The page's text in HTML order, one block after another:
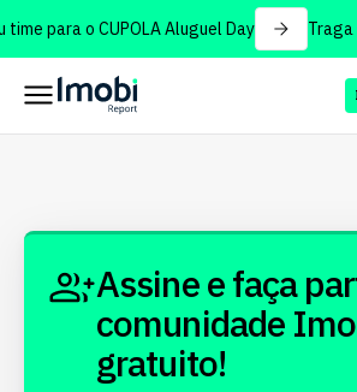
para o CUPOLA Aluguel Day Traga
Assine e faça
comunidade
gratuito!